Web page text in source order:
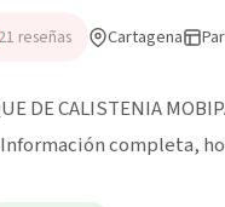
reseñas Cartagena
DE CALISTENIA
completa,